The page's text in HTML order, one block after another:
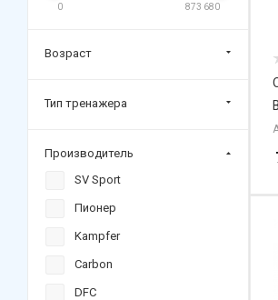
0 873 680
Возраст
Тип тренажера
Производитель
SV Sport
Пионер
Kampfer
Carbon
DFC